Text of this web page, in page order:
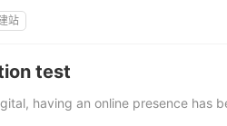
站
test
having an online presence has